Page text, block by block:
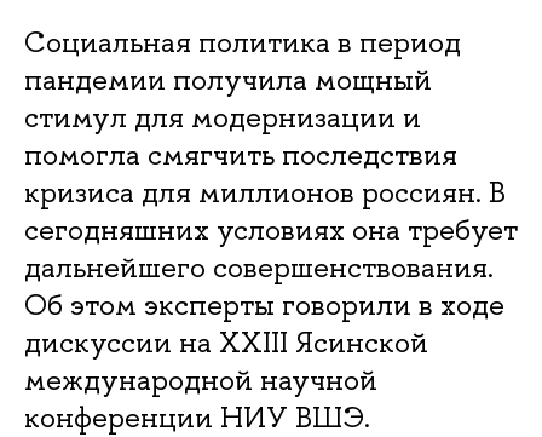
Социальная политика в период
пандемии получила мощный
стимул для модернизации и
помогла смягчить последствия
кризиса для миллионов россиян. В
сегодняшних условиях она требует
дальнейшего совершенствования.
Об этом эксперты говорили в ходе
дискуссии на XXIII Ясинской
международной научной
конференции НИУ ВШЭ.